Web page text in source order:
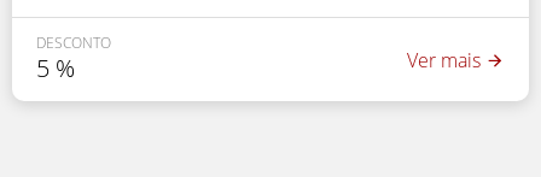
DESCONTO
5 % Ver mais